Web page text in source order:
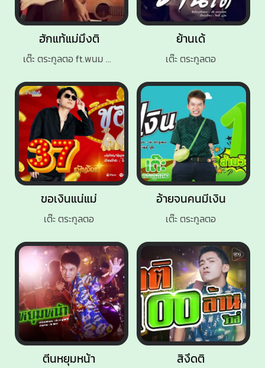
สิงึดติ
ฮักแท้แม่มึงติ
เต๊ะ ตระกูลตอ ft.พนม ภูไท
ย้านเด้
เต๊ะ ตระกูลตอ
อ้ายจนคนมีเงิน
เต๊ะ ตระกูลตอ
ขอเงินแน่แม่
เต๊ะ ตระกูลตอ
ตีนหยุมหน้า